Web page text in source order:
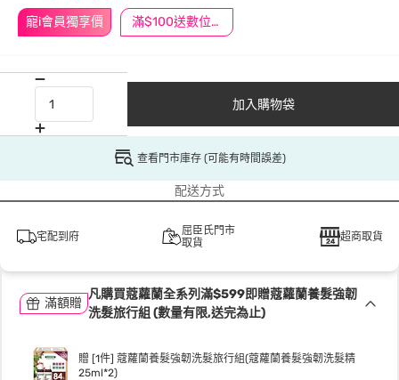
寵i會員獨享價 滿$100送數位印花
加入購物袋
查看門市庫存 (可能有時間誤差)
配送方式
宅配到府
屈臣氏門市
取貨
超商取貨
滿額贈
凡購買蔻蘿蘭全系列滿$599即贈蔻蘿蘭養髮強韌
洗髮旅行組 (數量有限,送完為止)
贈 [1件] 蔻蘿蘭養髮強韌洗髮旅行組(蔻蘿蘭養髮強韌洗髮精
25ml*2)